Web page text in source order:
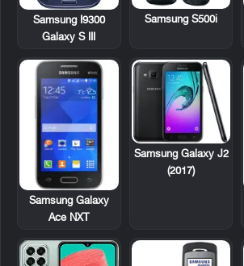
Samsung S500i
Samsung I9300
Galaxy S III
Samsung Galaxy J2
(2017)
Samsung Galaxy
Ace NXT